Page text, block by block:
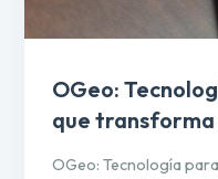
OGeo:
que transforma
OGeo: Tecnología